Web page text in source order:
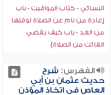
النسائي - كتاب المواقيت - باب
إعادة من نام عن الصلاة لوقتها
من الغد - باب كيف يقضي
الفائت من الصلاة)
الفهرس: شرح
حديث عثمان بن أبي
العاص في اتخاذ المؤذن